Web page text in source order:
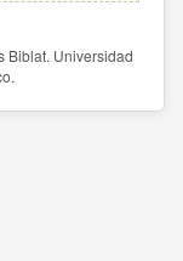
Biblat. Universidad